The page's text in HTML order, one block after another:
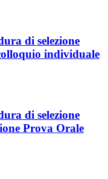
di selezione
individuale
di selezione
Prova Orale